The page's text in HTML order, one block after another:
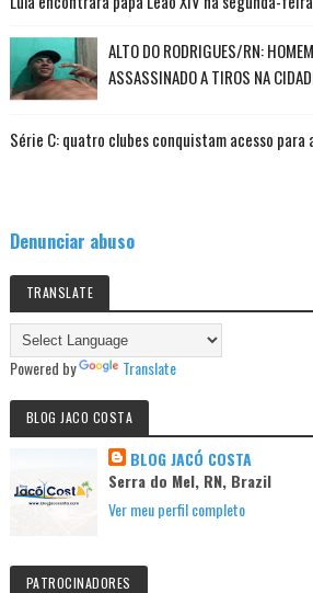
ALTO DO RODRIGUES/RN:
ASSASSINADO A TIROS NA
Série C: quatro clubes conquistam acesso para
Denunciar abuso
TRANSLATE
Powered by Translate
BLOG JACO COSTA
BLOG JACÓ COSTA
Serra do Mel, RN, Brazil
Ver meu perfil completo
PATROCINADORES